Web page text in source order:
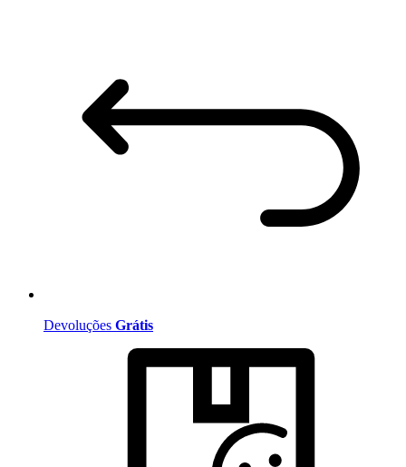
Devoluções Grátis